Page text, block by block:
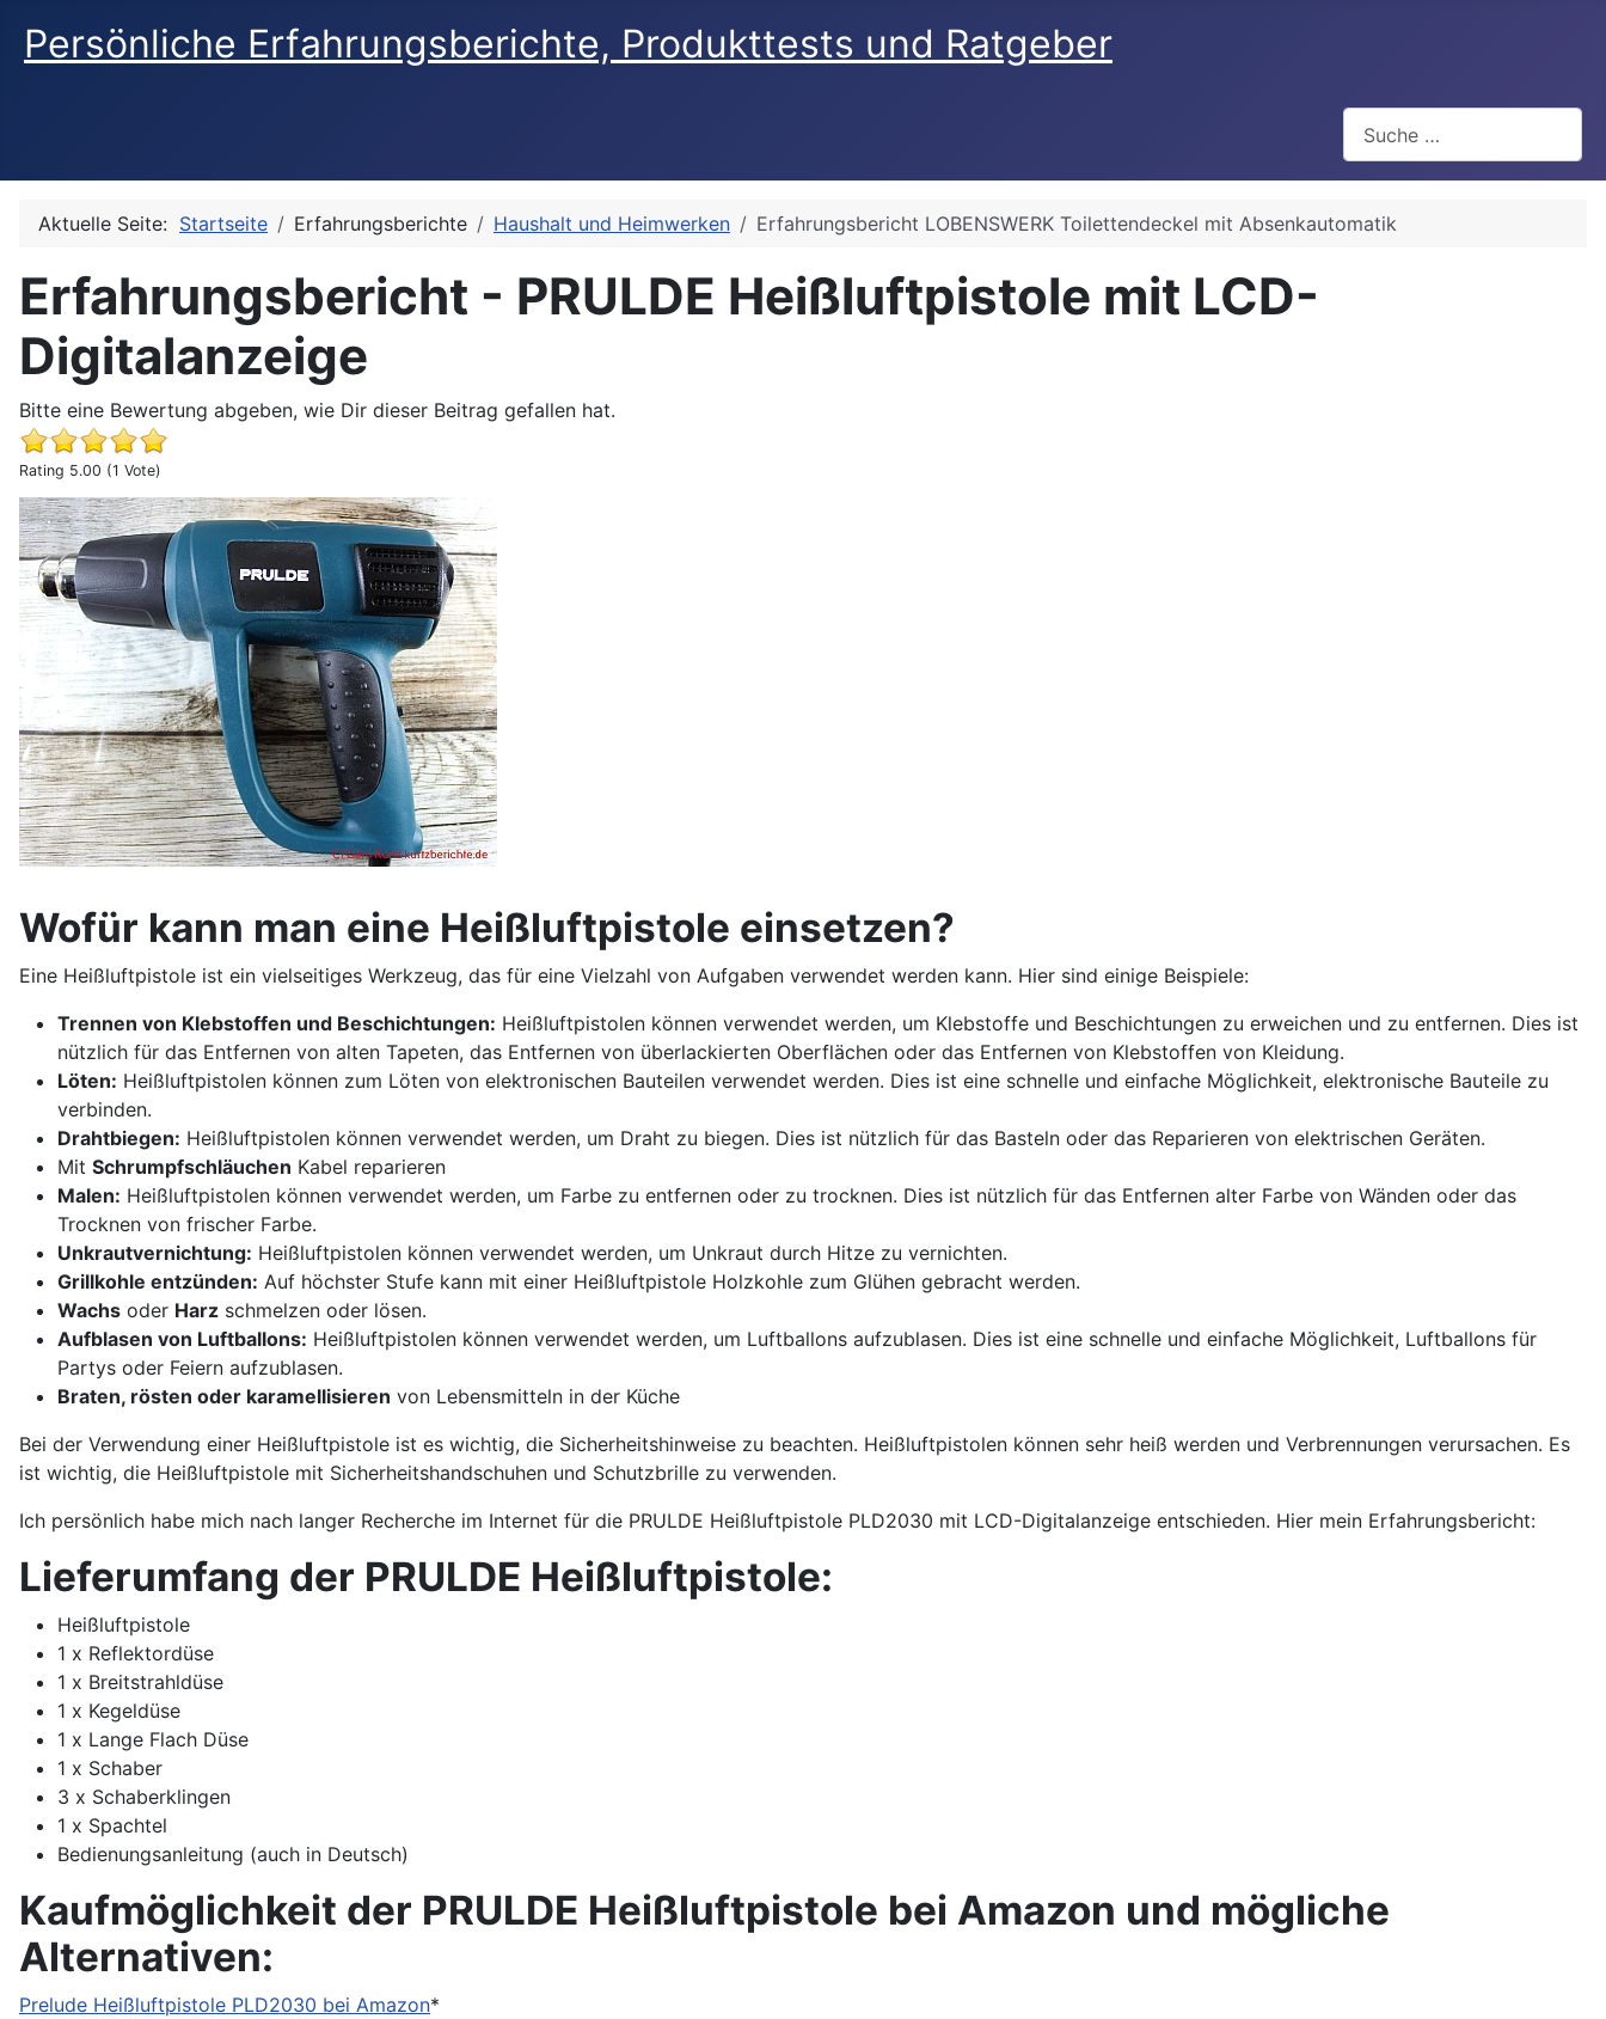
Persönliche Erfahrungsberichte, Produkttests und Ratgeber
Aktuelle Seite: Startseite Erfahrungsberichte Haushalt und Heimwerken Erfahrungsbericht LOBENSWERK Toilettendeckel mit Absenkautomatik
Erfahrungsbericht - PRULDE Heißluftpistole mit LCD-
Digitalanzeige
Bitte eine Bewertung abgeben, wie Dir dieser Beitrag gefallen hat.
Rating 5.00 (1 Vote)
Erfahrungsbericht - PRULDE Heißluftpistole mit LCD-Digitalanzeige
Wofür kann man eine Heißluftpistole einsetzen?
Eine Heißluftpistole ist ein vielseitiges Werkzeug, das für eine Vielzahl von Aufgaben verwendet werden kann. Hier sind einige Beispiele:
Trennen von Klebstoffen und Beschichtungen: Heißluftpistolen können verwendet werden, um Klebstoffe und Beschichtungen zu erweichen und zu entfernen. Dies ist
nützlich für das Entfernen von alten Tapeten, das Entfernen von überlackierten Oberflächen oder das Entfernen von Klebstoffen von Kleidung.
Löten: Heißluftpistolen können zum Löten von elektronischen Bauteilen verwendet werden. Dies ist eine schnelle und einfache Möglichkeit, elektronische Bauteile zu
verbinden.
Drahtbiegen: Heißluftpistolen können verwendet werden, um Draht zu biegen. Dies ist nützlich für das Basteln oder das Reparieren von elektrischen Geräten.
Mit Schrumpfschläuchen Kabel reparieren
Malen: Heißluftpistolen können verwendet werden, um Farbe zu entfernen oder zu trocknen. Dies ist nützlich für das Entfernen alter Farbe von Wänden oder das
Trocknen von frischer Farbe.
Unkrautvernichtung: Heißluftpistolen können verwendet werden, um Unkraut durch Hitze zu vernichten.
Grillkohle entzünden: Auf höchster Stufe kann mit einer Heißluftpistole Holzkohle zum Glühen gebracht werden.
Wachs oder Harz schmelzen oder lösen.
Aufblasen von Luftballons: Heißluftpistolen können verwendet werden, um Luftballons aufzublasen. Dies ist eine schnelle und einfache Möglichkeit, Luftballons für
Partys oder Feiern aufzublasen.
Braten, rösten oder karamellisieren von Lebensmitteln in der Küche
Bei der Verwendung einer Heißluftpistole ist es wichtig, die Sicherheitshinweise zu beachten. Heißluftpistolen können sehr heiß werden und Verbrennungen verursachen. Es
ist wichtig, die Heißluftpistole mit Sicherheitshandschuhen und Schutzbrille zu verwenden.
Ich persönlich habe mich nach langer Recherche im Internet für die PRULDE Heißluftpistole PLD2030 mit LCD-Digitalanzeige entschieden. Hier mein Erfahrungsbericht:
Lieferumfang der PRULDE Heißluftpistole:
Heißluftpistole
1 x Reflektordüse
1 x Breitstrahldüse
1 x Kegeldüse
1 x Lange Flach Düse
1 x Schaber
3 x Schaberklingen
1 x Spachtel
Bedienungsanleitung (auch in Deutsch)
Kaufmöglichkeit der PRULDE Heißluftpistole bei Amazon und mögliche
Alternativen:
Prelude Heißluftpistole PLD2030 bei Amazon*